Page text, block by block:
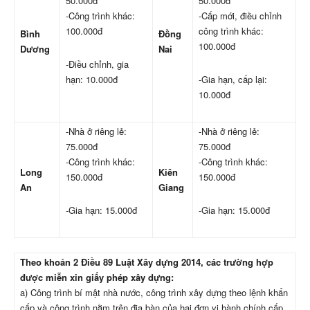
Bình
Dương
-Công trình khác:
100.000đ
-Điều chỉnh, gia
hạn: 10.000đ
Đồng
Nai
-Cấp mới, điều chỉnh
công trình khác:
100.000đ
-Gia hạn, cấp lại:
10.000đ
Long
An
-Nhà ở riêng lẻ:
75.000đ
-Công trình khác:
150.000đ
-Gia hạn: 15.000đ
Kiên
Giang
-Nhà ở riêng lẻ:
75.000đ
-Công trình khác:
150.000đ
-Gia hạn: 15.000đ
Theo khoản 2 Điều 89 Luật Xây dựng 2014, các trường hợp
được miễn xin giấy phép xây dựng:
a) Công trình bí mật nhà nước, công trình xây dựng theo lệnh khẩn
cấp và công trình nằm trên địa bàn của hai đơn vị hành chính cấp